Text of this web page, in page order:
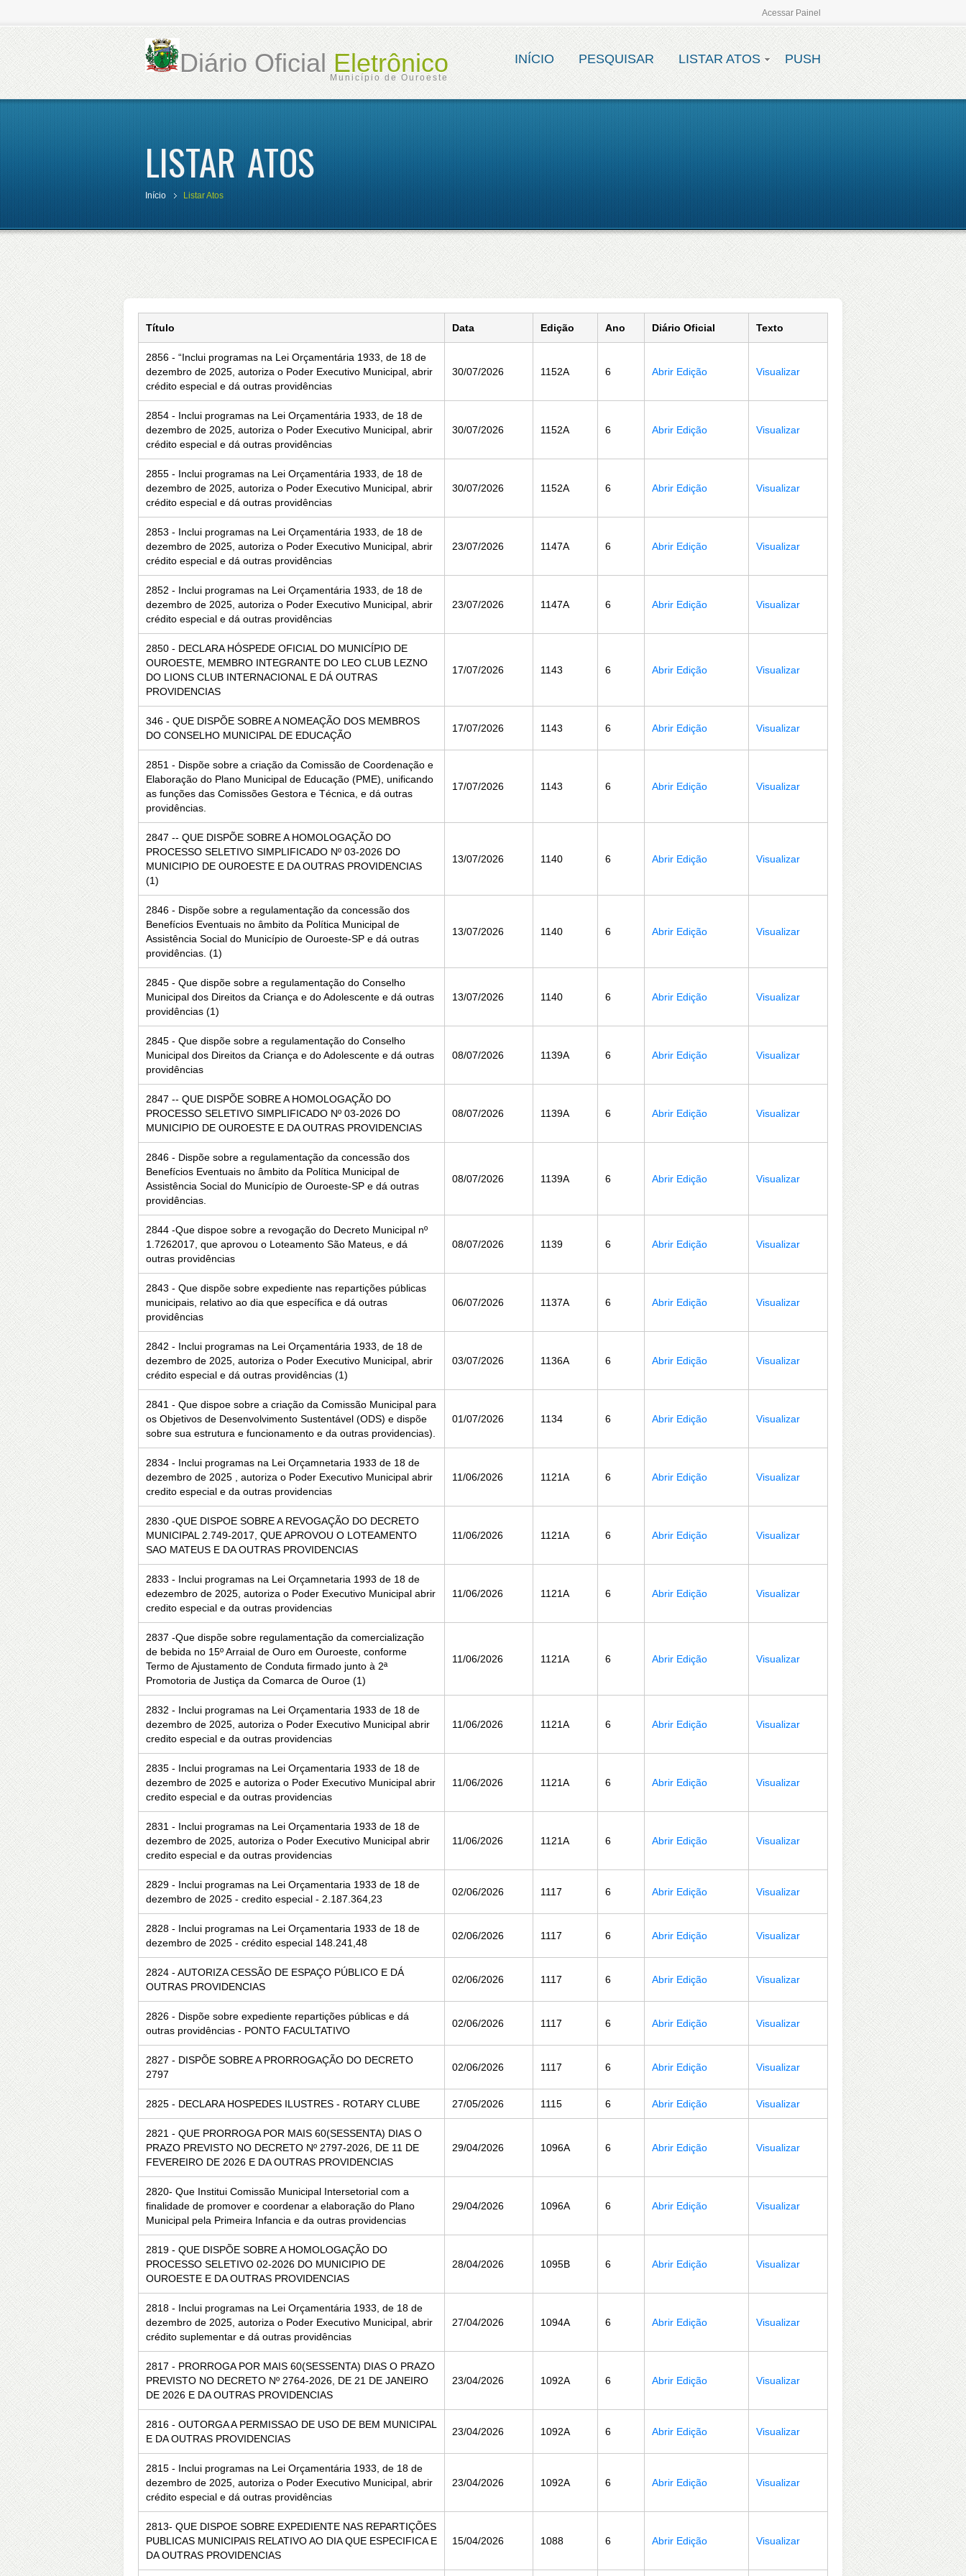
Acessar Painel
Diário OficialEletrônico
Município de Ouroeste
INÍCIO PESQUISAR LISTAR ATOS PUSH
LISTAR ATOS
Início Listar Atos
Título Data Edição Ano Diário Oficial Texto
2856 - “Inclui programas na Lei Orçamentária 1933, de 18 de
dezembro de 2025, autoriza o Poder Executivo Municipal, abrir
crédito especial e dá outras providências
30/07/2026 1152A 6 Abrir Edição Visualizar
2854 - Inclui programas na Lei Orçamentária 1933, de 18 de
dezembro de 2025, autoriza o Poder Executivo Municipal, abrir
crédito especial e dá outras providências
30/07/2026 1152A 6 Abrir Edição Visualizar
2855 - Inclui programas na Lei Orçamentária 1933, de 18 de
dezembro de 2025, autoriza o Poder Executivo Municipal, abrir
crédito especial e dá outras providências
30/07/2026 1152A 6 Abrir Edição Visualizar
2853 - Inclui programas na Lei Orçamentária 1933, de 18 de
dezembro de 2025, autoriza o Poder Executivo Municipal, abrir
crédito especial e dá outras providências
23/07/2026 1147A 6 Abrir Edição Visualizar
2852 - Inclui programas na Lei Orçamentária 1933, de 18 de
dezembro de 2025, autoriza o Poder Executivo Municipal, abrir
crédito especial e dá outras providências
23/07/2026 1147A 6 Abrir Edição Visualizar
2850 - DECLARA HÓSPEDE OFICIAL DO MUNICÍPIO DE
OUROESTE, MEMBRO INTEGRANTE DO LEO CLUB LEZNO
DO LIONS CLUB INTERNACIONAL E DÁ OUTRAS
PROVIDENCIAS
17/07/2026 1143 6 Abrir Edição Visualizar
346 - QUE DISPÕE SOBRE A NOMEAÇÃO DOS MEMBROS
DO CONSELHO MUNICIPAL DE EDUCAÇÃO
17/07/2026 1143 6 Abrir Edição Visualizar
2851 - Dispõe sobre a criação da Comissão de Coordenação e
Elaboração do Plano Municipal de Educação (PME), unificando
as funções das Comissões Gestora e Técnica, e dá outras
providências.
17/07/2026 1143 6 Abrir Edição Visualizar
2847 -- QUE DISPÕE SOBRE A HOMOLOGAÇÃO DO
PROCESSO SELETIVO SIMPLIFICADO Nº 03-2026 DO
MUNICIPIO DE OUROESTE E DA OUTRAS PROVIDENCIAS
(1)
13/07/2026 1140 6 Abrir Edição Visualizar
2846 - Dispõe sobre a regulamentação da concessão dos
Benefícios Eventuais no âmbito da Política Municipal de
Assistência Social do Município de Ouroeste-SP e dá outras
providências. (1)
13/07/2026 1140 6 Abrir Edição Visualizar
2845 - Que dispõe sobre a regulamentação do Conselho
Municipal dos Direitos da Criança e do Adolescente e dá outras
providências (1)
13/07/2026 1140 6 Abrir Edição Visualizar
2845 - Que dispõe sobre a regulamentação do Conselho
Municipal dos Direitos da Criança e do Adolescente e dá outras
providências
08/07/2026 1139A 6 Abrir Edição Visualizar
2847 -- QUE DISPÕE SOBRE A HOMOLOGAÇÃO DO
PROCESSO SELETIVO SIMPLIFICADO Nº 03-2026 DO
MUNICIPIO DE OUROESTE E DA OUTRAS PROVIDENCIAS
08/07/2026 1139A 6 Abrir Edição Visualizar
2846 - Dispõe sobre a regulamentação da concessão dos
Benefícios Eventuais no âmbito da Política Municipal de
Assistência Social do Município de Ouroeste-SP e dá outras
providências.
08/07/2026 1139A 6 Abrir Edição Visualizar
2844 -Que dispoe sobre a revogação do Decreto Municipal nº
1.7262017, que aprovou o Loteamento São Mateus, e dá
outras providências
08/07/2026 1139 6 Abrir Edição Visualizar
2843 - Que dispõe sobre expediente nas repartições públicas
municipais, relativo ao dia que específica e dá outras
providências
06/07/2026 1137A 6 Abrir Edição Visualizar
2842 - Inclui programas na Lei Orçamentária 1933, de 18 de
dezembro de 2025, autoriza o Poder Executivo Municipal, abrir
crédito especial e dá outras providências (1)
03/07/2026 1136A 6 Abrir Edição Visualizar
2841 - Que dispoe sobre a criação da Comissão Municipal para
os Objetivos de Desenvolvimento Sustentável (ODS) e dispõe
sobre sua estrutura e funcionamento e da outras providencias).
01/07/2026 1134 6 Abrir Edição Visualizar
2834 - Inclui programas na Lei Orçamnetaria 1933 de 18 de
dezembro de 2025 , autoriza o Poder Executivo Municipal abrir
credito especial e da outras providencias
11/06/2026 1121A 6 Abrir Edição Visualizar
2830 -QUE DISPOE SOBRE A REVOGAÇÃO DO DECRETO
MUNICIPAL 2.749-2017, QUE APROVOU O LOTEAMENTO
SAO MATEUS E DA OUTRAS PROVIDENCIAS
11/06/2026 1121A 6 Abrir Edição Visualizar
2833 - Inclui programas na Lei Orçamnetaria 1993 de 18 de
edezembro de 2025, autoriza o Poder Executivo Municipal abrir
credito especial e da outras providencias
11/06/2026 1121A 6 Abrir Edição Visualizar
2837 -Que dispõe sobre regulamentação da comercialização
de bebida no 15º Arraial de Ouro em Ouroeste, conforme
Termo de Ajustamento de Conduta firmado junto à 2ª
Promotoria de Justiça da Comarca de Ouroe (1)
11/06/2026 1121A 6 Abrir Edição Visualizar
2832 - Inclui programas na Lei Orçamentaria 1933 de 18 de
dezembro de 2025, autoriza o Poder Executivo Municipal abrir
credito especial e da outras providencias
11/06/2026 1121A 6 Abrir Edição Visualizar
2835 - Inclui programas na Lei Orçamentaria 1933 de 18 de
dezembro de 2025 e autoriza o Poder Executivo Municipal abrir
credito especial e da outras providencias
11/06/2026 1121A 6 Abrir Edição Visualizar
2831 - Inclui programas na Lei Orçamentaria 1933 de 18 de
dezembro de 2025, autoriza o Poder Executivo Municipal abrir
credito especial e da outras providencias
11/06/2026 1121A 6 Abrir Edição Visualizar
2829 - Inclui programas na Lei Orçamentaria 1933 de 18 de
dezembro de 2025 - credito especial - 2.187.364,23
02/06/2026 1117 6 Abrir Edição Visualizar
2828 - Inclui programas na Lei Orçamentaria 1933 de 18 de
dezembro de 2025 - crédito especial 148.241,48
02/06/2026 1117 6 Abrir Edição Visualizar
2824 - AUTORIZA CESSÃO DE ESPAÇO PÚBLICO E DÁ
OUTRAS PROVIDENCIAS
02/06/2026 1117 6 Abrir Edição Visualizar
2826 - Dispõe sobre expediente repartições públicas e dá
outras providências - PONTO FACULTATIVO
02/06/2026 1117 6 Abrir Edição Visualizar
2827 - DISPÕE SOBRE A PRORROGAÇÃO DO DECRETO
2797
02/06/2026 1117 6 Abrir Edição Visualizar
2825 - DECLARA HOSPEDES ILUSTRES - ROTARY CLUBE 27/05/2026 1115 6 Abrir Edição Visualizar
2821 - QUE PRORROGA POR MAIS 60(SESSENTA) DIAS O
PRAZO PREVISTO NO DECRETO Nº 2797-2026, DE 11 DE
FEVEREIRO DE 2026 E DA OUTRAS PROVIDENCIAS
29/04/2026 1096A 6 Abrir Edição Visualizar
2820- Que Institui Comissão Municipal Intersetorial com a
finalidade de promover e coordenar a elaboração do Plano
Municipal pela Primeira Infancia e da outras providencias
29/04/2026 1096A 6 Abrir Edição Visualizar
2819 - QUE DISPÕE SOBRE A HOMOLOGAÇÃO DO
PROCESSO SELETIVO 02-2026 DO MUNICIPIO DE
OUROESTE E DA OUTRAS PROVIDENCIAS
28/04/2026 1095B 6 Abrir Edição Visualizar
2818 - Inclui programas na Lei Orçamentária 1933, de 18 de
dezembro de 2025, autoriza o Poder Executivo Municipal, abrir
crédito suplementar e dá outras providências
27/04/2026 1094A 6 Abrir Edição Visualizar
2817 - PRORROGA POR MAIS 60(SESSENTA) DIAS O PRAZO
PREVISTO NO DECRETO Nº 2764-2026, DE 21 DE JANEIRO
DE 2026 E DA OUTRAS PROVIDENCIAS
23/04/2026 1092A 6 Abrir Edição Visualizar
2816 - OUTORGA A PERMISSAO DE USO DE BEM MUNICIPAL
E DA OUTRAS PROVIDENCIAS
23/04/2026 1092A 6 Abrir Edição Visualizar
2815 - Inclui programas na Lei Orçamentária 1933, de 18 de
dezembro de 2025, autoriza o Poder Executivo Municipal, abrir
crédito especial e dá outras providências
23/04/2026 1092A 6 Abrir Edição Visualizar
2813- QUE DISPOE SOBRE EXPEDIENTE NAS REPARTIÇÕES
PUBLICAS MUNICIPAIS RELATIVO AO DIA QUE ESPECIFICA E
DA OUTRAS PROVIDENCIAS
15/04/2026 1088 6 Abrir Edição Visualizar